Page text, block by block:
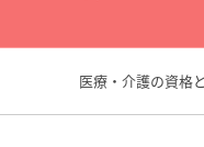
医療・介護の資格